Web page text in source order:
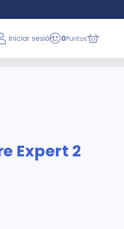
Iniciar sesión 0Puntos
Expert 2